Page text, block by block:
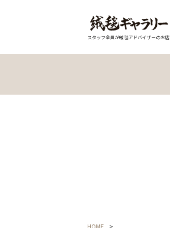
スタッフ全員が絨毯アドバイザーのお店
HOME